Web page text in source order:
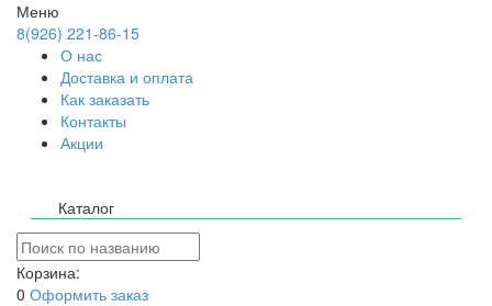
Меню
8(926) 221-86-15
О нас
Доставка и оплата
Как заказать
Контакты
Акции
Каталог
Корзина:
0 Оформить заказ